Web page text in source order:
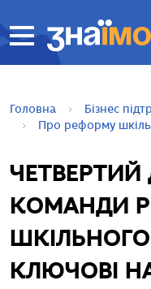
ПЕРЕЙТИ ДО
ГОЛОВНОГО
Головна
Бізнес
Про реформу
КОМАНДИ
КЛЮЧОВІ